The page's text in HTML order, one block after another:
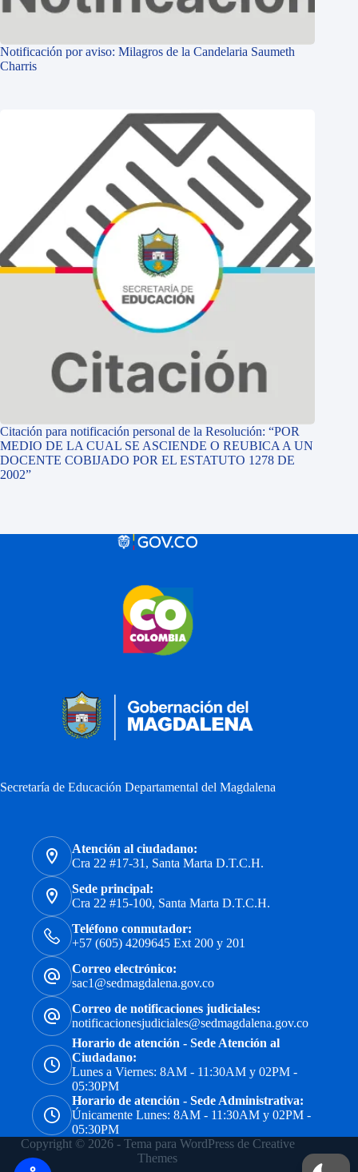
Notificación por aviso: Milagros de la Candelaria Saumeth
Charris
Citación para notificación personal de la Resolución: “POR
MEDIO DE LA CUAL SE ASCIENDE O REUBICA A UN
DOCENTE COBIJADO POR EL ESTATUTO 1278 DE
2002”
Secretaría de Educación Departamental del Magdalena
Atención al ciudadano:
Cra 22 #17-31, Santa Marta D.T.C.H.
Sede principal:
Cra 22 #15-100, Santa Marta D.T.C.H.
Teléfono conmutador:
+57 (605) 4209645 Ext 200 y 201
Correo electrónico:
sac1@sedmagdalena.gov.co
Correo de notificaciones judiciales:
notificacionesjudiciales@sedmagdalena.gov.co
Horario de atención - Sede Atención al
Ciudadano:
Lunes a Viernes: 8AM - 11:30AM y 02PM -
05:30PM
Horario de atención - Sede Administrativa:
Únicamente Lunes: 8AM - 11:30AM y 02PM -
05:30PM
Copyright © 2026 - Tema para WordPress de Creative
Themes